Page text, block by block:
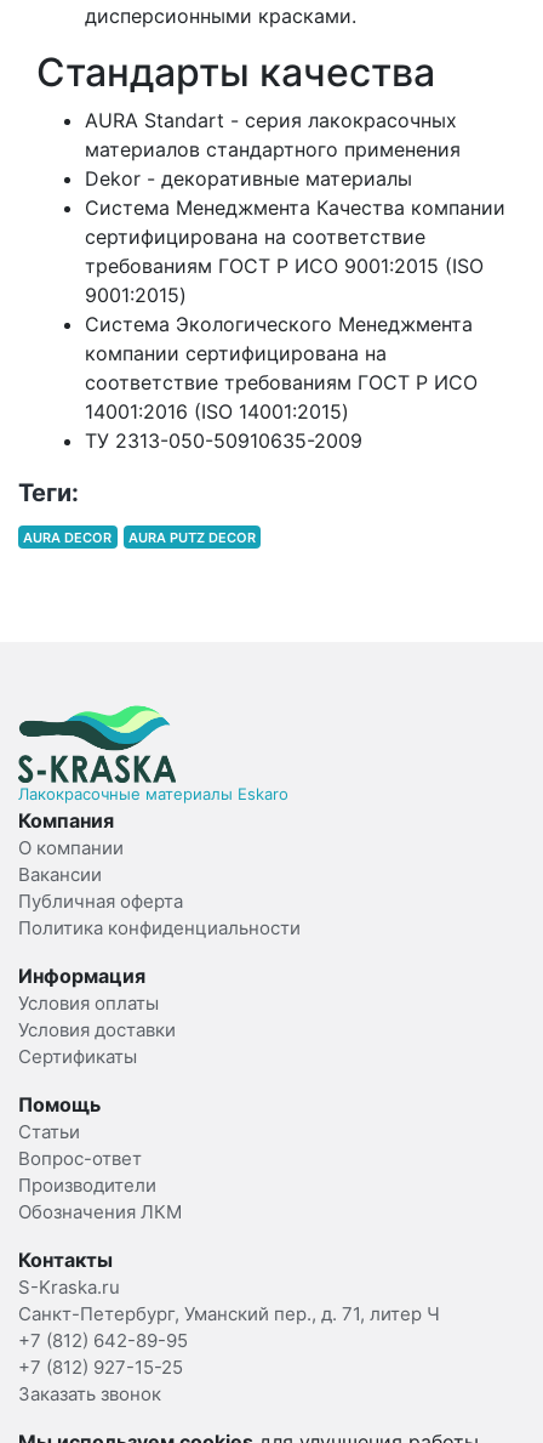
дисперсионными красками.
Стандарты качества
AURA Standart - серия лакокрасочных
материалов стандартного применения
Dekor - декоративные материалы
Система Менеджмента Качества компании
сертифицирована на соответствие
требованиям ГОСТ Р ИСО 9001:2015 (ISO
9001:2015)
Система Экологического Менеджмента
компании сертифицирована на
соответствие требованиям ГОСТ Р ИСО
14001:2016 (ISO 14001:2015)
ТУ 2313-050-50910635-2009
Теги:
AURA DECOR AURA PUTZ DECOR
Лакокрасочные материалы Eskaro
Компания
О компании
Вакансии
Публичная оферта
Политика конфиденциальности
Информация
Условия оплаты
Условия доставки
Сертификаты
Помощь
Статьи
Вопрос-ответ
Производители
Обозначения ЛКМ
Контакты
S-Kraska.ru
Санкт-Петербург, Уманский пер., д. 71, литер Ч
+7 (812) 642-89-95
+7 (812) 927-15-25
Заказать звонок